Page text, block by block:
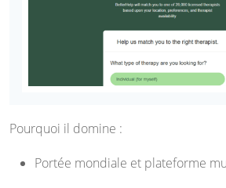
Pourquoi il domine :
Portée mondiale et plateforme